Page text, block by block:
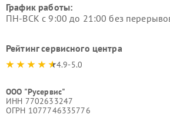
График работы:
ПН-ВСК с 9:00 до 21:00 без
Рейтинг сервисного центра
4.9-5.0
ООО "Русервис"
ИНН 7702633247
ОГРН 1077746335776